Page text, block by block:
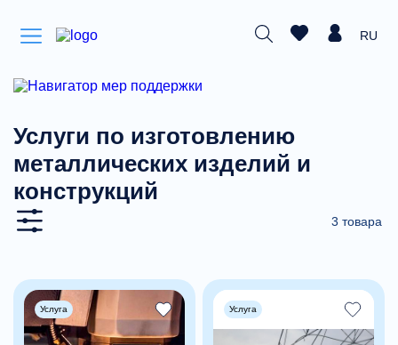
RU
Услуги по изготовлению
металлических изделий и
конструкций
3 товара
Услуга Услуга